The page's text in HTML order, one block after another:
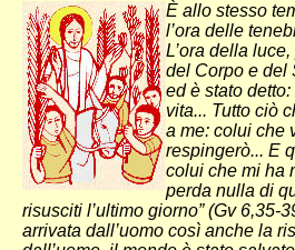
È allo stesso
l’ora delle
L’ora della
del Corpo e del
ed è stato
vita... Tutto ciò
a me: colui che
respingerò... E
colui che mi ha
perda nulla di
risusciti l’ultimo giorno” (Gv 6,35-
arrivata dall’uomo così anche la